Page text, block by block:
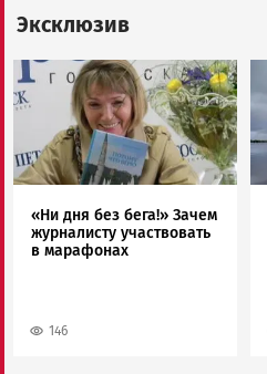
Эксклюзив
Image
«Ни дня без бега!» Зачем
журналисту участвовать
в марафонах
146